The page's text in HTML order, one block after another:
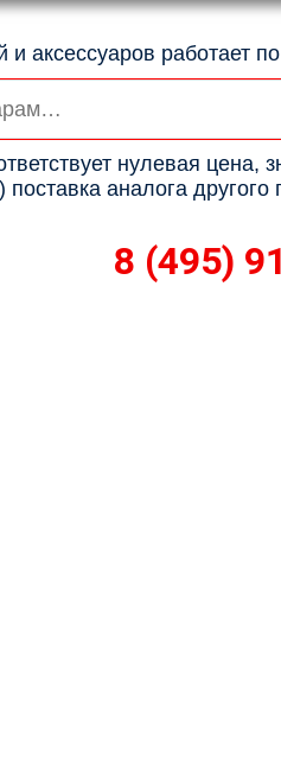
и аксессуаров работает по
нулевая цена,
) поставка аналога другого
8 (495)